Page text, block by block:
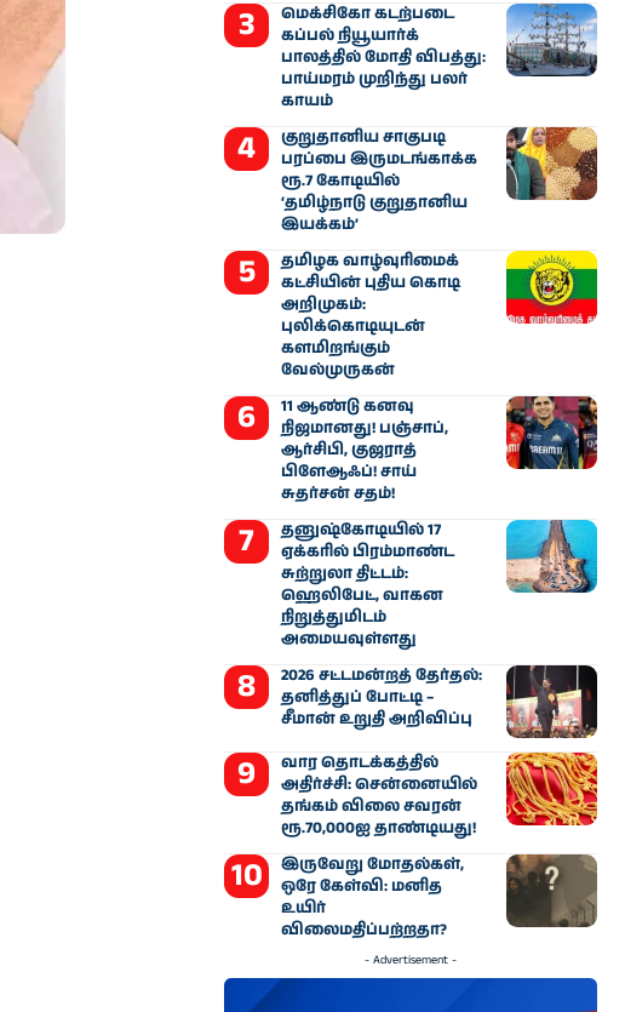
மெக்சிகோ கடற்படை
கப்பல் நியூயார்க்
பாலத்தில் மோதி விபத்து:
பாய்மரம் முறிந்து பலர்
காயம்
குறுதானிய சாகுபடி
பரப்பை இருமடங்காக்க
ரூ.7 கோடியில்
‘தமிழ்நாடு குறுதானிய
இயக்கம்’
தமிழக வாழ்வுரிமைக்
கட்சியின் புதிய கொடி
அறிமுகம்:
புலிக்கொடியுடன்
களமிறங்கும்
வேல்முருகன்
11 ஆண்டு கனவு
நிஜமானது! பஞ்சாப்,
ஆர்சிபி, குஜராத்
பிளேஆஃப்! சாய்
சுதர்சன் சதம்!
தனுஷ்கோடியில் 17
ஏக்கரில் பிரம்மாண்ட
சுற்றுலா திட்டம்:
ஹெலிபேட், வாகன
நிறுத்துமிடம்
அமையவுள்ளது
2026 சட்டமன்றத் தேர்தல்:
தனித்துப் போட்டி –
சீமான் உறுதி அறிவிப்பு
வார தொடக்கத்தில்
அதிர்ச்சி: சென்னையில்
தங்கம் விலை சவரன்
ரூ.70,000ஐ தாண்டியது!
இருவேறு மோதல்கள்,
ஒரே கேள்வி: மனித
உயிர்
விலைமதிப்பற்றதா?
- Advertisement -